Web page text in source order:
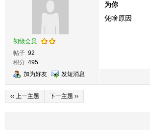
初级会员
帖子 92
积分 495
加为好友
发短消息
为你
凭啥原因
‹‹ 上一主题 下一主题 ››